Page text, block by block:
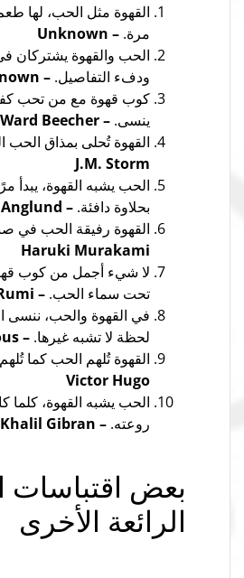
القهوة مثل الحب، لها
مرة. – Unknown
الحب والقهوة يشتركان
ودفء التفاصيل. – Unknown
كوب قهوة مع من تحب
ينسى. – Henry Ward Beecher
القهوة تُحلى بمذاق الحب
J.M. Storm
الحب يشبه القهوة، يبدأ
بحلاوة دافئة. – Joan Walsh Anglund
القهوة رفيقة الحب في
Haruki Murakami
لا شيء أجمل من كوب
تحت سماء الحب. – Rumi
في القهوة والحب، ننسى
لحظة لا تشبه غيرها. – Anonymous
القهوة تُلهم الحب كما
Victor Hugo
الحب يشبه القهوة، كلما
روعته. – Khalil Gibran
بعض اقتباسات
الرائعة الأخرى